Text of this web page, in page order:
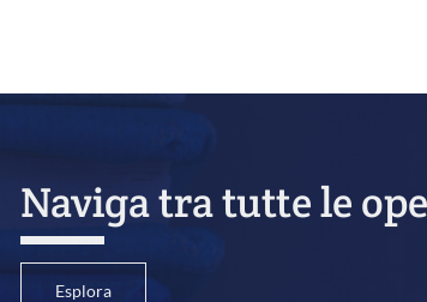
Naviga tra tutte le
Esplora